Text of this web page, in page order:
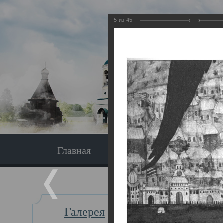
Главная Экскурсия
Галерея
Главная
5 из 45